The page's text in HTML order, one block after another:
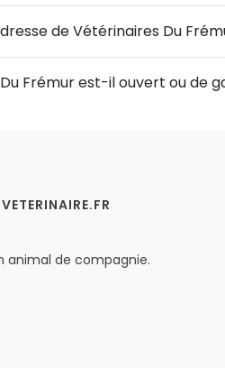
de Vétérinaires Du
Frémur est-il ouvert ou de
animal de compagnie.